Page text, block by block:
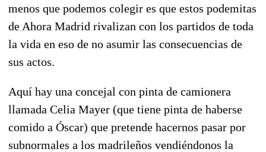
menos que podemos colegir es que estos podemitas
de Ahora Madrid rivalizan con los partidos de toda
la vida en eso de no asumir las consecuencias de
sus actos.
Aquí hay una concejal con pinta de camionera
llamada Celia Mayer (que tiene pinta de haberse
comido a Óscar) que pretende hacernos pasar por
subnormales a los madrileños vendiéndonos la